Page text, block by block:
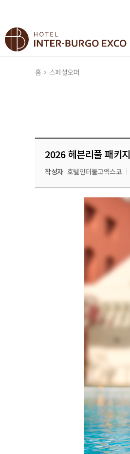
홈 스페셜오퍼
2026 헤븐리풀 패키지
작성자 호텔인터불고엑스코